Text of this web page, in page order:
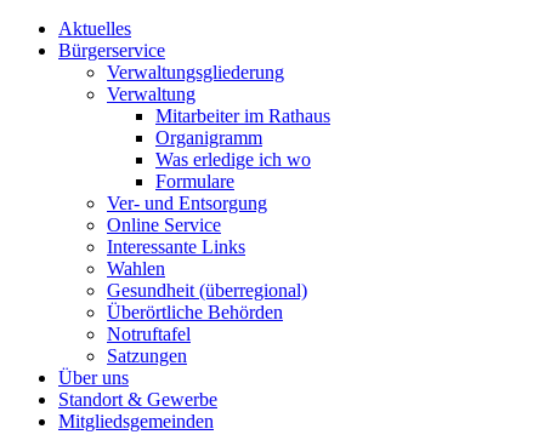
Aktuelles
Bürgerservice
Verwaltungsgliederung
Verwaltung
Mitarbeiter im Rathaus
Organigramm
Was erledige ich wo
Formulare
Ver- und Entsorgung
Online Service
Interessante Links
Wahlen
Gesundheit (überregional)
Überörtliche Behörden
Notruftafel
Satzungen
Über uns
Standort & Gewerbe
Mitgliedsgemeinden